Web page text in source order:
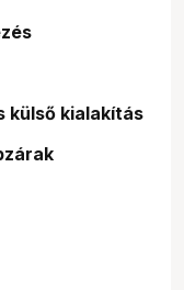
külső kialakítás